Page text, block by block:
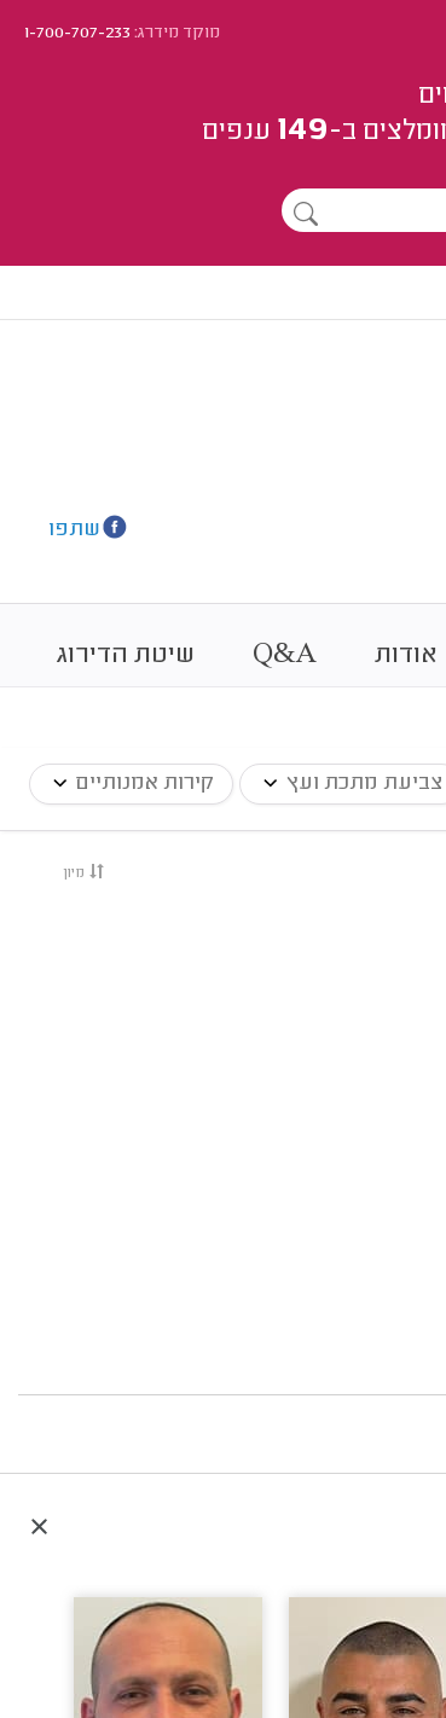
מוקד מידרג:1-700-707-233
ב-149 ענפים
שתפו
אודות Q&A שיטת הדירוג
צביעת מתכת ועץ קירות אמנותיים
מיון